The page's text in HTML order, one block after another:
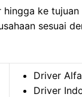
hingga ke
sesuai
Driver
Driver